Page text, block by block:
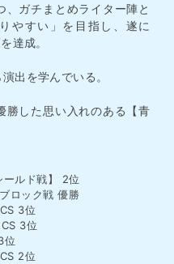
ガチまとめライター陣と
やすい」を目指し、遂に
達成。
出を学んでいる。
勝した思い入れのある【青
ルド戦】 2位
ロック戦 優勝
3位
3位
位
2位